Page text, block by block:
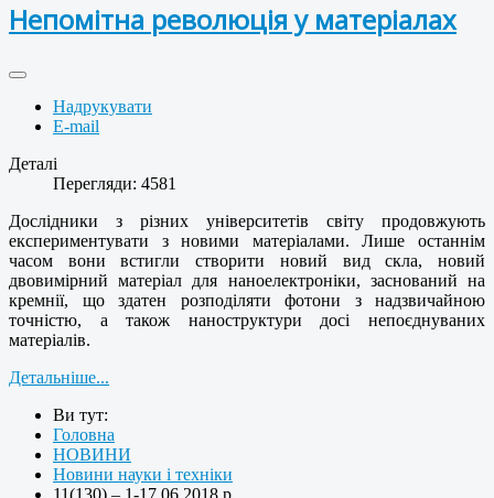
Непомітна революція у матеріалах
Надрукувати
E-mail
Деталі
Перегляди: 4581
Дослідники з різних університетів світу продовжують
експериментувати з новими матеріалами. Лише останнім
часом вони встигли створити новий вид скла, новий
двовимірний матеріал для наноелектроніки, заснований на
кремнії, що здатен розподіляти фотони з надзвичайною
точністю, а також наноструктури досі непоєднуваних
матеріалів.
Детальніше...
Ви тут:
Головна
НОВИНИ
Новини науки і техніки
11(130) – 1-17.06.2018 р.